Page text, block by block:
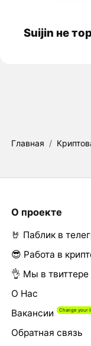
Suijin не
Главная /
О проекте
🤘 Паблик в
😎 Работа в
👌 Мы в твиттере
О Нас
Вакансии
Обратная связь